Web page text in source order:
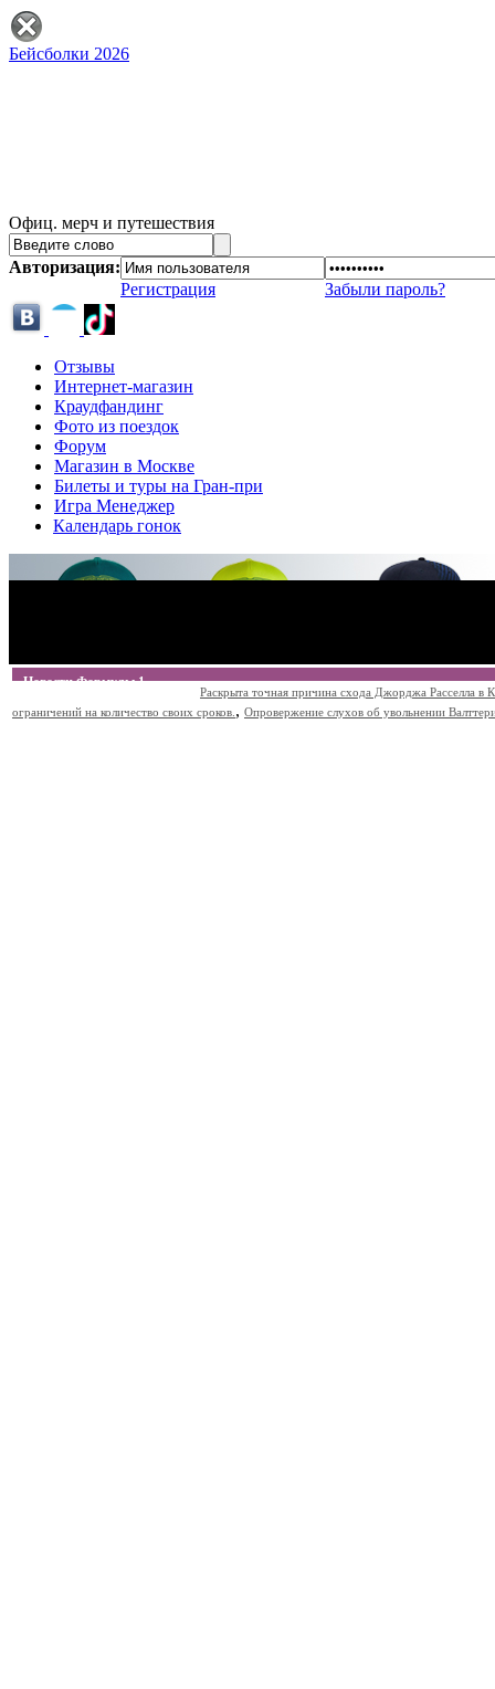
Бейсболки 2026
Офиц. мерч и путешествия
Авторизация:
Регистрация
Забыли пароль?
Отзывы
Интернет-магазин
Краудфандинг
Фото из поездок
Форум
Магазин в Москве
Билеты и туры на Гран-при
Игра Менеджер
Календарь гонок
Новости Формулы 1
Раскрыта точная причина схода Джорджа Расселла в
ограничений на количество своих сроков. , Опровержение слухов об увольнении